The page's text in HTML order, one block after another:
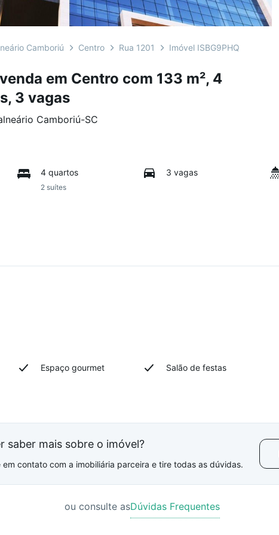
Camboriú Centro Rua 1201 Imóvel ISBG9PHQ
em Centro com 133 m², 4
3 vagas
Camboriú-SC
4 quartos
2 suítes
3 vagas
Espaço gourmet Salão de festas
saber mais sobre o imóvel?
em contato com a imobiliária parceira e tire todas as dúvidas.
ou consulte asDúvidas Frequentes